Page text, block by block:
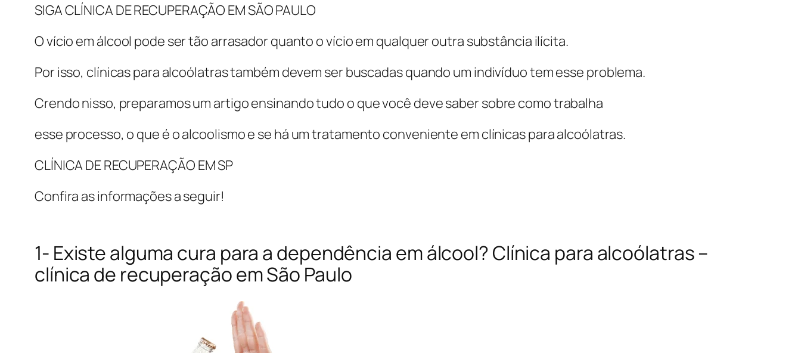
SIGA CLÍNICA DE RECUPERAÇÃO EM SÃO PAULO
O vício em álcool pode ser tão arrasador quanto o vício em qualquer outra substância ilícita.
Por isso, clínicas para alcoólatras também devem ser buscadas quando um indivíduo tem esse problema.
Crendo nisso, preparamos um artigo ensinando tudo o que você deve saber sobre como trabalha
esse processo, o que é o alcoolismo e se há um tratamento conveniente em clínicas para alcoólatras.
CLÍNICA DE RECUPERAÇÃO EM SP
Confira as informações a seguir!
1- Existe alguma cura para a dependência em álcool? Clínica para alcoólatras –
clínica de recuperação em São Paulo